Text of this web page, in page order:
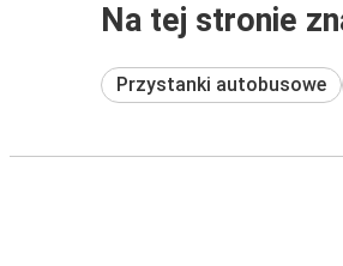
Na tej stronie
Przystanki autobusowe